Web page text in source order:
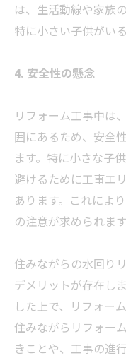
は、生活動線や家族
特に小さい子供がい
4. 安全性の懸念
リフォーム工事中は
囲にあるため、安全
ます。特に小さな子
避けるために工事エ
あります。これによ
の注意が求められます
住みながらの水回り
デメリットが存在し
した上で、リフォー
住みながらリフォー
きことや、工事の進